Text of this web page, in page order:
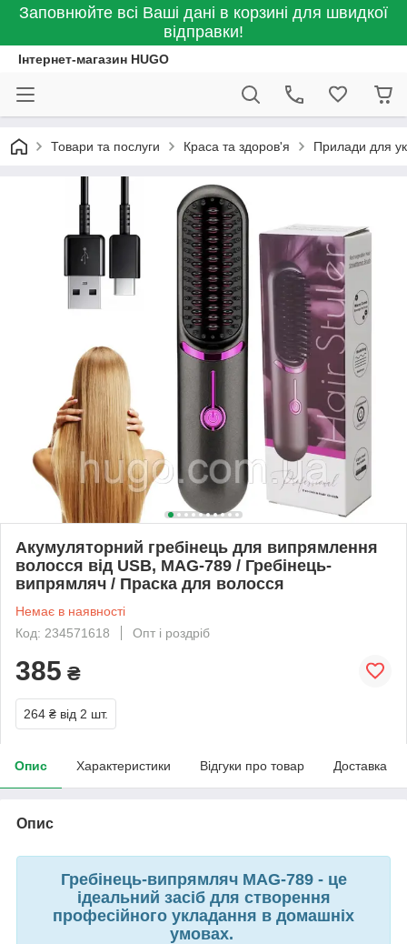
Заповнюйте всі Ваші дані в корзині для швидкої
відправки!
Інтернет-магазин HUGO
Товари та послуги Краса та здоров'я Прилади для
Акумуляторний гребінець для випрямлення
волосся від USB, MAG-789 / Гребінець-
випрямляч / Праска для волосся
Немає в наявності
Код: 234571618
Опт і роздріб
385 ₴
264 ₴ від 2 шт.
Опис Характеристики Відгуки про товар Доставка
Опис
Гребінець-випрямляч MAG-789 - це
ідеальний засіб для створення
професійного укладання в домашніх
умовах.